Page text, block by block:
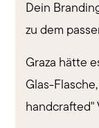
Dein
zu dem
Graza hätte
Glas-
handcrafted"